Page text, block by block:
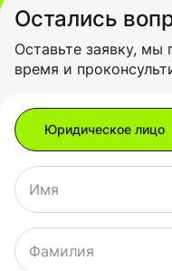
Остались
Оставьте заявку,
время и
Имя
Фамилия